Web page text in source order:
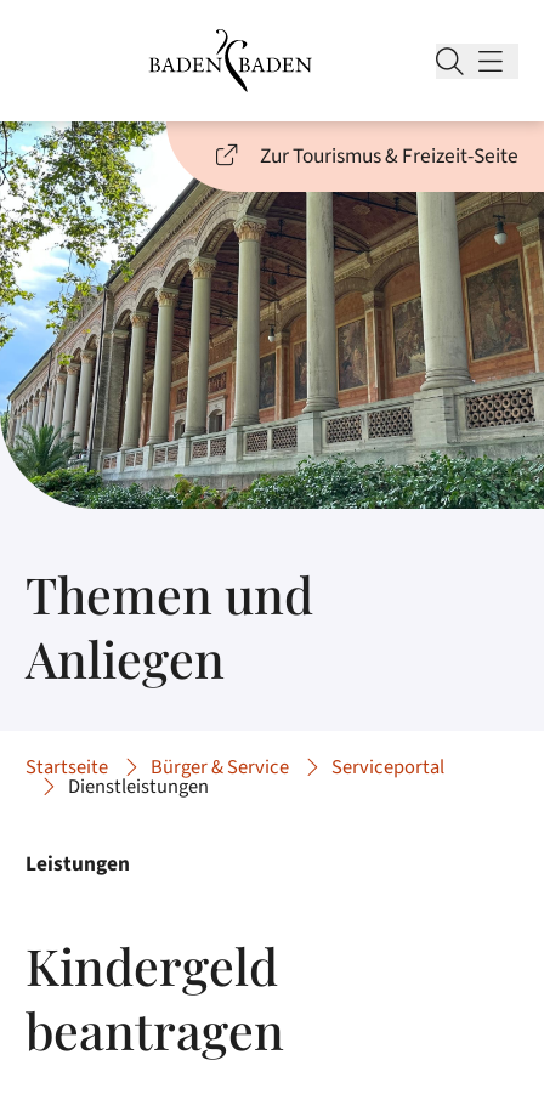
Zur Tourismus & Freizeit-Seite
Themen und
Anliegen
Startseite Bürger & Service Serviceportal
Dienstleistungen
Leistungen
Kindergeld
beantragen